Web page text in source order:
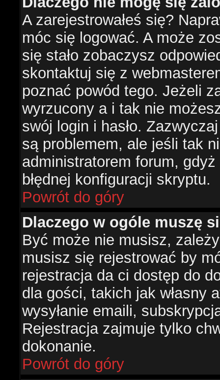
A zarejestrowałeś się?
móc się logować. A może
się stało zobaczysz
skontaktuj się z
poznać powód tego. Jeżeli
wyrzucony a i tak nie
swój login i hasło.
są problemem, ale jeśli tak
administratorem forum,
błędnej konfiguracji skryptu.
Powrót do góry
Dlaczego w ogóle muszę
Być może nie musisz,
musisz się rejestrować by
rejestracja da ci dostęp do
dla gości, takich jak własny
wysyłanie emaili,
Rejestracja zajmuje tylko
dokonanie.
Powrót do góry